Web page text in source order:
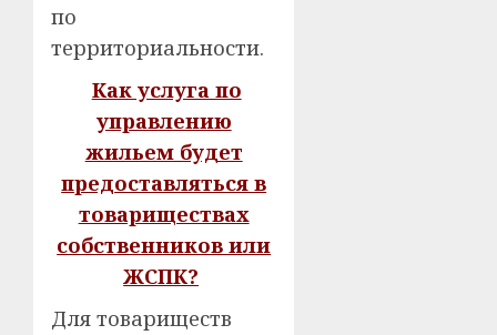
по
территориальности.
Как услуга по
управлению
жильем будет
предоставляться в
товариществах
собственников или
ЖСПК?
Для товариществ